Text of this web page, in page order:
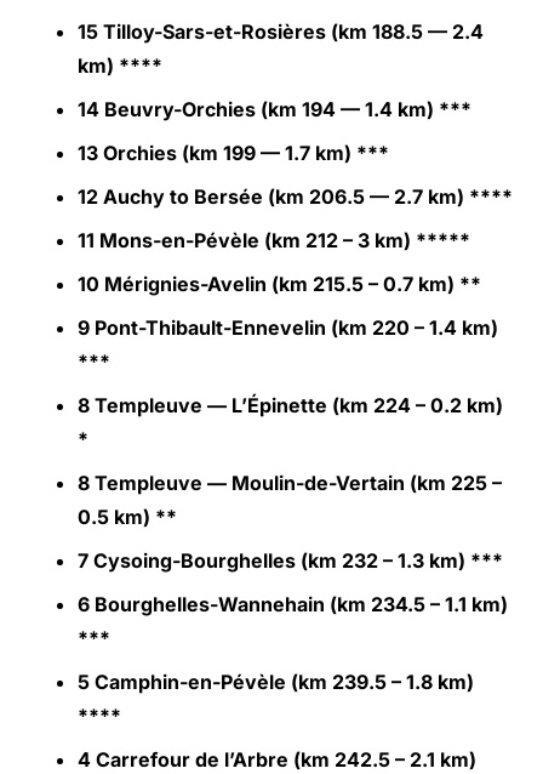
15 Tilloy-Sars-et-Rosières (km 188.5 — 2.4
km) ****
14 Beuvry-Orchies (km 194 — 1.4 km) ***
13 Orchies (km 199 — 1.7 km) ***
12 Auchy to Bersée (km 206.5 — 2.7 km) ****
11 Mons-en-Pévèle (km 212 – 3 km) *****
10 Mérignies-Avelin (km 215.5 – 0.7 km) **
9 Pont-Thibault-Ennevelin (km 220 – 1.4 km)
***
8 Templeuve — L’Épinette (km 224 – 0.2 km)
*
8 Templeuve — Moulin-de-Vertain (km 225 –
0.5 km) **
7 Cysoing-Bourghelles (km 232 – 1.3 km) ***
6 Bourghelles-Wannehain (km 234.5 – 1.1 km)
***
5 Camphin-en-Pévèle (km 239.5 – 1.8 km)
****
4 Carrefour de l’Arbre (km 242.5 – 2.1 km)